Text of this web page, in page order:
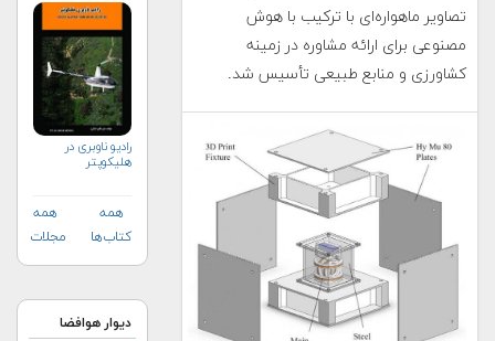
تصاویر ماهواره‌ای با ترکیب با هوش
مصنوعی برای ارائه مشاوره در زمینه
کشاورزی و منابع طبیعی تأسیس شد.
رادیو ناوبری در
هلیکوپتر
همه
کتاب‌ها
همه
مجلات
دیوار هوافضا